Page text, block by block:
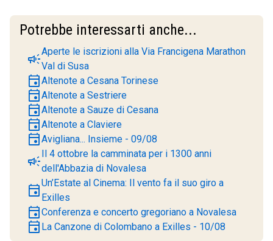
Potrebbe interessarti anche...
campaignAperte le iscrizioni alla Via Francigena Marathon
Val di Susa
eventAltenote a Cesana Torinese
eventAltenote a Sestriere
eventAltenote a Sauze di Cesana
eventAltenote a Claviere
eventAvigliana... Insieme - 09/08
campaignIl 4 ottobre la camminata per i 1300 anni
dell'Abbazia di Novalesa
eventUn’Estate al Cinema: Il vento fa il suo giro a
Exilles
eventConferenza e concerto gregoriano a Novalesa
event La Canzone di Colombano a Exilles - 10/08